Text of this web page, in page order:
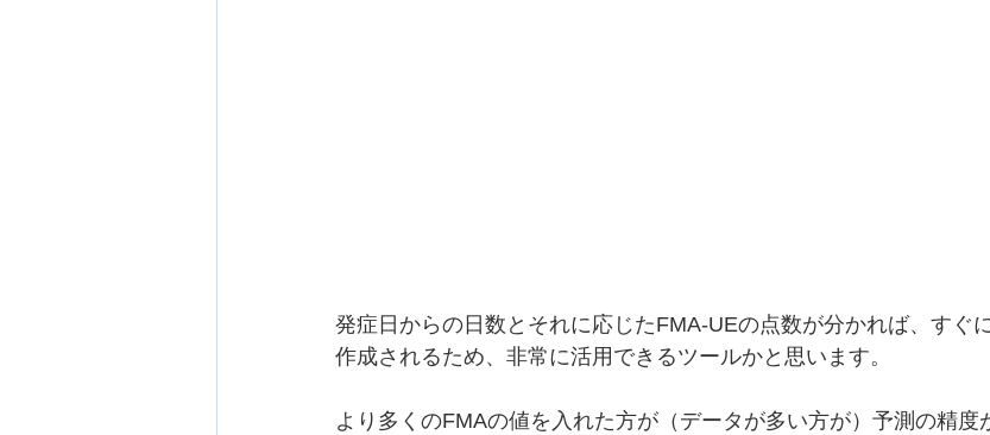
発症日からの日数とそれに応じたFMA-UEの点数が分かれば、すぐ
作成されるため、非常に活用できるツールかと思います。
より多くのFMAの値を入れた方が（データが多い方が）予測の精度